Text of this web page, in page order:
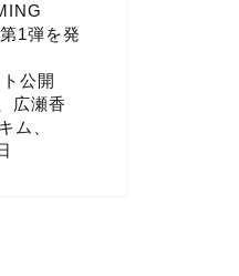
1弾を発
公開
広瀬香
ム、